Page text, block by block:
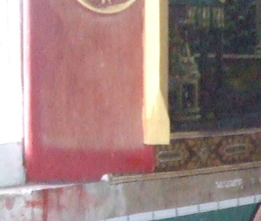
หน้าแรก รูปภาพ General sujjung
DSCF3316